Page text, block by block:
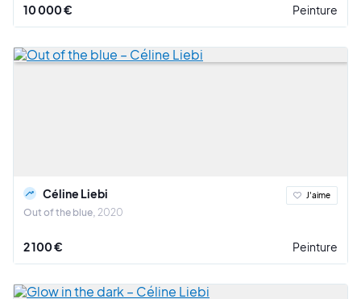
10 000 € Peinture
Céline Liebi
Out of the blue 2020
J'aime
2 100 € Peinture